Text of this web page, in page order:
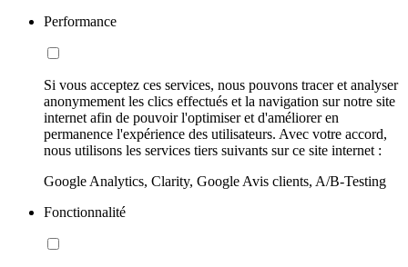
Performance
Si vous acceptez ces services, nous pouvons tracer et analyser
anonymement les clics effectués et la navigation sur notre site
internet afin de pouvoir l'optimiser et d'améliorer en
permanence l'expérience des utilisateurs. Avec votre accord,
nous utilisons les services tiers suivants sur ce site internet :
Google Analytics, Clarity, Google Avis clients, A/B-Testing
Fonctionnalité